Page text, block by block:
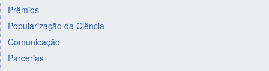
Prêmios
Popularização da Ciência
Comunicação
Parcerias